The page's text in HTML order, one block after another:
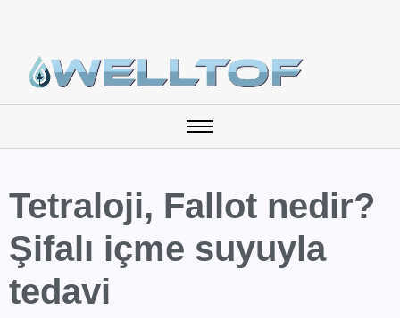
Tetraloji, Fallot nedir?
Şifalı içme suyuyla
tedavi